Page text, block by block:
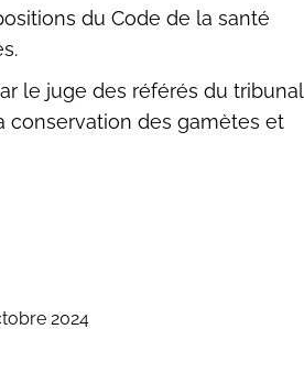
du Code de la santé
le juge des référés du tribunal
conservation des gamètes et
2024